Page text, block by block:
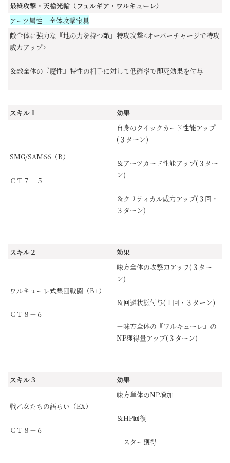
最終攻撃・天槍光輪（フュルギア・ワルキューレ）
アーツ属性 全体攻撃宝具
敵全体に強力な『地の力を持つ敵』特攻攻撃<オーバーチャージで特攻
威力アップ>
＆敵全体の『魔性』特性の相手に対して低確率で即死効果を付与
スキル１ 効果
SMG/SAM66（B）
ＣＴ７－５
自身のクイックカード性能アップ
(３ターン)
＆アーツカード性能アップ(３ター
ン)
＆クリティカル威力アップ(３回・
３ターン)
スキル２ 効果
ワルキューレ式集団戦闘（B+）
ＣＴ８－６
味方全体の攻撃力アップ(３ター
ン)
＆回避状態付与(１回・３ターン)
＋味方全体の『ワルキューレ』の
NP獲得量アップ(３ターン)
スキル３ 効果
戦乙女たちの語らい（EX）
ＣＴ８－６
味方単体のNP増加
＆HP回復
＋スター獲得